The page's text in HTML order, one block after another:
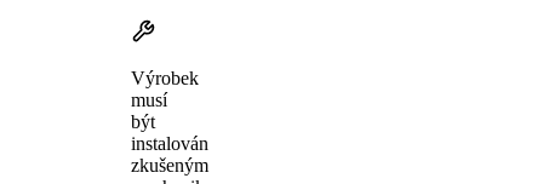
Výrobek
musí
být
instalován
zkušeným